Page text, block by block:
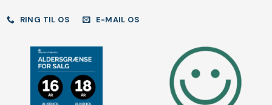
RING TIL OS E-MAIL OS